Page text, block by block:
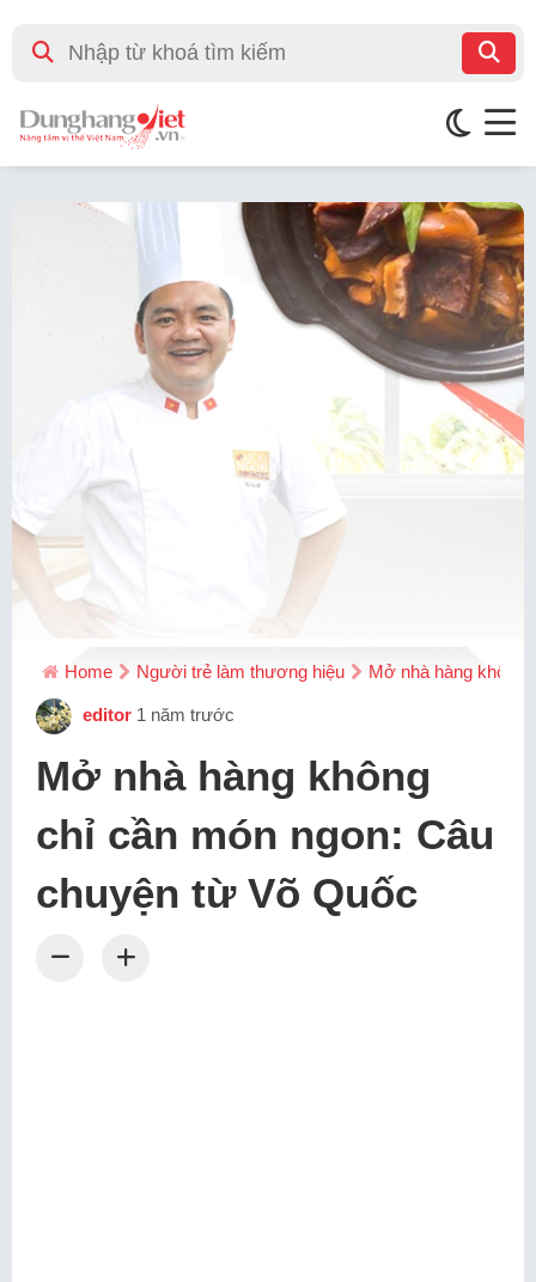
Home Người trẻ làm thương hiệu Mở nhà hàng không
editor 1 năm trước
Mở nhà hàng không
chỉ cần món ngon: Câu
chuyện từ Võ Quốc